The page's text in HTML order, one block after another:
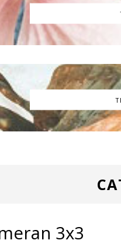
3x3